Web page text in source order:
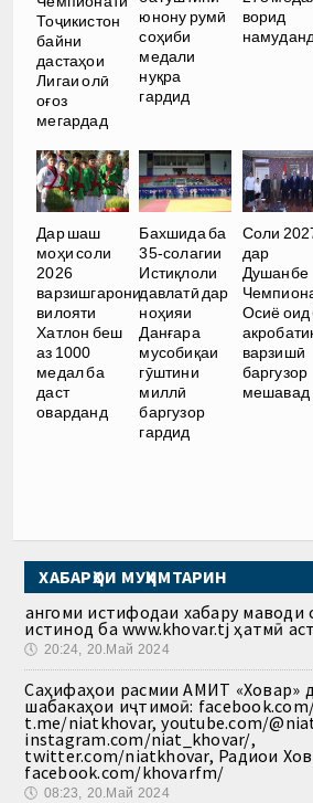
Тоҷикистон
байни
дастаҳои
Лигаи олӣ
оғоз
мегардад
юнону румӣ
соҳиби
медали
нуқра
гардид
ворид
намуданд
Дар шаш
моҳи соли
2026
варзишгарони
вилояти
Хатлон беш
аз 1000
медал ба
даст
оварданд
Бахшида ба
35-солагии
Истиқлоли
давлатӣ дар
ноҳияи
Данғара
мусобиқаи
гӯштини
миллӣ
баргузор
гардид
Соли
дар
Душанбе
Осиё оид
варзишӣ
баргузор
мешавад
ХАБАРҲОИ МУҲИМТАРИН
Ҳангоми истифодаи хабару маводи
истинод ба www.khovar.tj ҳатмӣ
🕔 20:24, 20.Май 2024
Саҳифаҳои расмии АМИТ «Ховар»
шабакаҳои иҷтимоӣ:
t.me/niatkhovar, youtube.com/
instagram.com/niat_khovar/,
twitter.com/niatkhovar, Радиои
facebook.com/khovarfm/
🕔 08:23, 20.Май 2024